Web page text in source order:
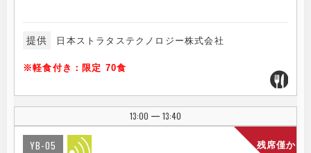
提供 日本ストラタステクノロジー株式会社
※軽食付き：限定 70食
13:00 | 13:40
残席僅か
YB-05